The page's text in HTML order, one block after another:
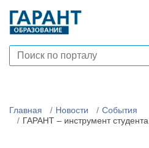
Главная Новости
События
ГАРАНТ – инструмент студента